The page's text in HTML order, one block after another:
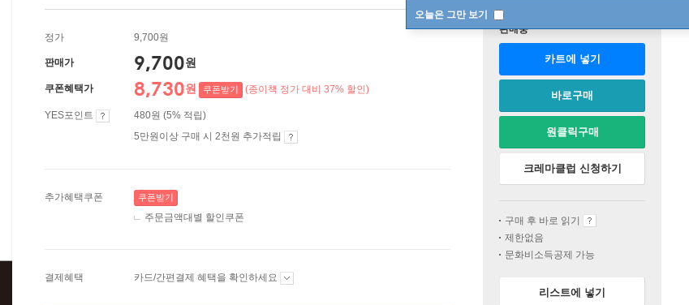
오늘은 그만 보기
정가 9,700원
판매가 9,700원
쿠폰혜택가 8,730원 쿠폰받기 (종이책 정가 대비 37% 할인)
YES포인트
480원 (5% 적립)
5만원이상 구매 시 2천원 추가적립
추가혜택쿠폰 쿠폰받기
주문금액대별 할인쿠폰
결제혜택 카드/간편결제 혜택을 확인하세요
판매중
카트에 넣기
바로구매
원클릭구매
크레마클럽 신청하기
구매 후 바로 읽기
제한없음
문화비소득공제 가능
리스트에 넣기